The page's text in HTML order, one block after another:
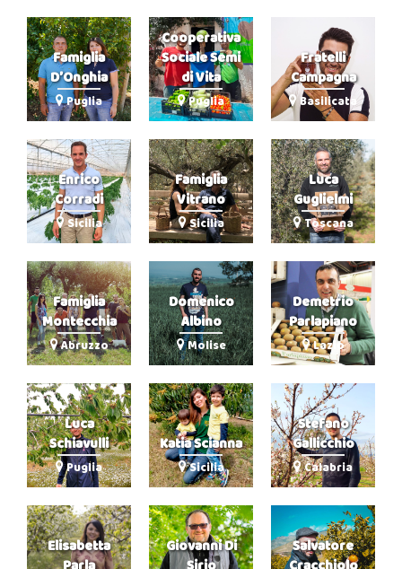
Famiglia
D’Onghia
Puglia
Cooperativa
Sociale Semi
di Vita
Puglia
Fratelli
Campagna
Basilicata
Enrico
Corradi
Sicilia
Famiglia
Vitrano
Sicilia
Luca
Guglielmi
Toscana
Famiglia
Montecchia
Abruzzo
Domenico
Albino
Molise
Demetrio
Parlapiano
Lazio
Luca
Schiavulli
Puglia
Katia Scianna
Sicilia
Stefano
Gallicchio
Calabria
Elisabetta
Giovanni Di
Salvatore